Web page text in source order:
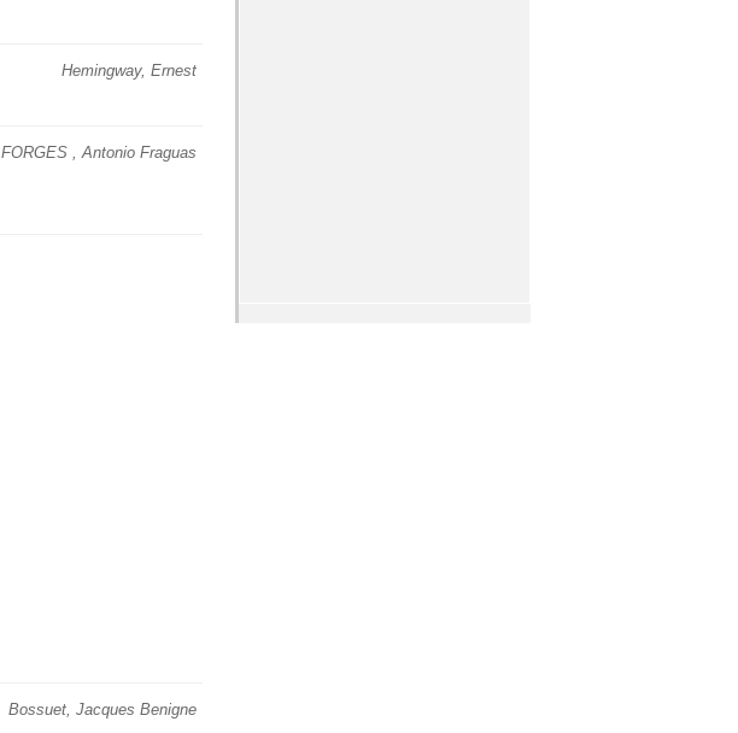
Hemingway, Ernest
FORGES , Antonio Fraguas
Bossuet, Jacques Benigne